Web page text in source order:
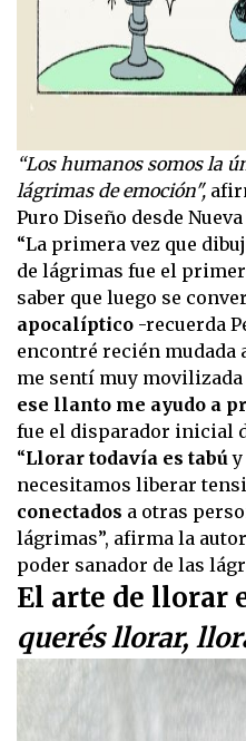
“Los humanos somos la
lágrimas de emoción",
Puro Diseño desde
“La primera vez que
de lágrimas fue el
saber que luego se
apocalíptico -recuerda
encontré recién mudada
me sentí muy
ese llanto me ayudo a
fue el disparador inicial
“Llorar todavía es tabú
necesitamos liberar
conectados a otras
lágrimas”, afirma la
poder sanador de las
El arte de llorar
querés llorar,